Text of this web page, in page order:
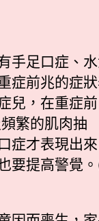
手足口症、
症前兆的症
兒，在重症前
繁的肌肉抽
症才表現出來
要提高警覺